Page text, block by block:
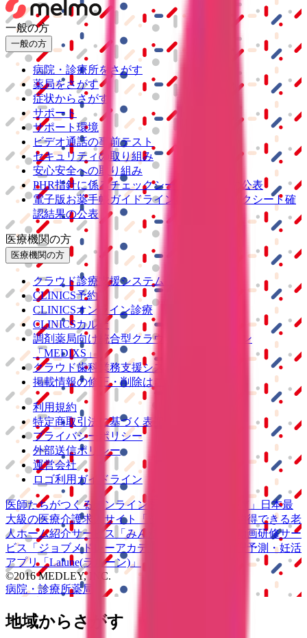
一般の方
一般の方
病院・診療所をさがす
薬局をさがす
症状からさがす
サポート
サポート環境
ビデオ通話の事前テスト
セキュリティの取り組み
安心安全への取り組み
PHR指針に係るチェックシート確認結果の公表
電子版お薬手帳ガイドラインに係るチェックシート確
認結果の公表
医療機関の方
医療機関の方
クラウド診療 支援システム
CLINICS予約
CLINICSオンライン診療
CLINICSカルテ
調剤薬局向け統合型クラウドソリューション
「MEDIXS」
クラウド歯科業務支援システム
掲載情報の修正・削除はこちら
利用規約
特定商取引法に基づく表記
プライバシーポリシー
外部送信ポリシー
運営会社
ロゴ利用ガイドライン
医師たちがつくる オンライン医療事典 「MEDLEY」
日本最
大級の医療介護求人サイト 「ジョブメドレー」 納得できる老
人ホーム紹介サービス
「みんかい」
動画研修サー
ビス
「ジョブメドレーアカデミー」
生理予測・妊活
アプリ「Lalune(ラルーン)」
©2016 MEDLEY, INC.
病院・診療所薬局
地域からさがす